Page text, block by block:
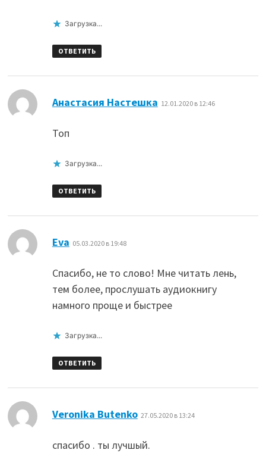
Загрузка...
ОТВЕТИТЬ
Анастасия Настешка 12.01.2020 в 12:46
Топ
Загрузка...
ОТВЕТИТЬ
Eva 05.03.2020 в 19:48
Спасибо, не то слово! Мне читать лень,
тем более, прослушать аудиокнигу
намного проще и быстрее
Загрузка...
ОТВЕТИТЬ
Veronika Butenko: 27.05.2020 в 13:24
спасибо . ты лучшый.